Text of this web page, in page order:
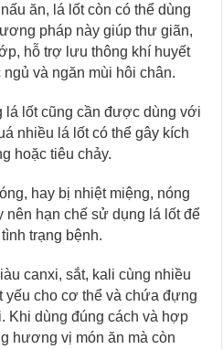
ăn, lá lốt còn có thể dùng
pháp này giúp thư giãn,
hỗ trợ lưu thông khí huyết
và ngăn mùi hôi chân.
lá lốt cũng cần được dùng với
nhiều lá lốt có thể gây kích
hoặc tiêu chảy.
hay bị nhiệt miệng, nóng
nên hạn chế sử dụng lá lốt để
trạng bệnh.
canxi, sắt, kali cùng nhiều
yếu cho cơ thể và chứa đựng
Khi dùng đúng cách và hợp
hương vị món ăn mà còn